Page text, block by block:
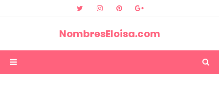
NombresEloisa.com